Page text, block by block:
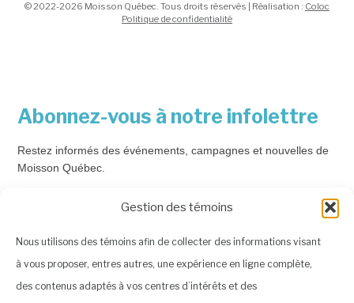
Gestion des témoins
Nous utilisons des témoins afin de collecter des informations visant
à vous proposer, entres autres, une expérience en ligne complète,
des contenus adaptés à vos centres d’intérêts et des
© 2022-2026 Moisson Québec. Tous droits réservés | Réalisation : Coloc
Politique de confidentialité
Abonnez-vous à notre infolettre
Restez informés des événements, campagnes et nouvelles de
Moisson Québec.
Prénom